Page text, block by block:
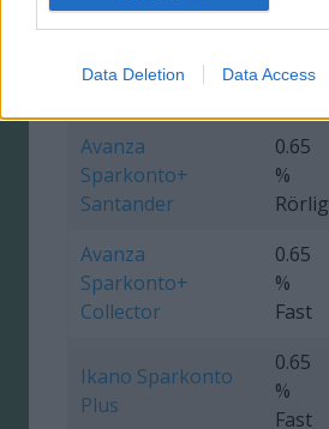
Data Deletion Data Access
Coop
Fasträntekonto 3
Rörlig
Avanza
Sparkonto+
Santander
0.65
%
Rörlig
Avanza
Sparkonto+
Collector
0.65
%
Fast
Ikano Sparkonto
Plus
0.65
%
Fast